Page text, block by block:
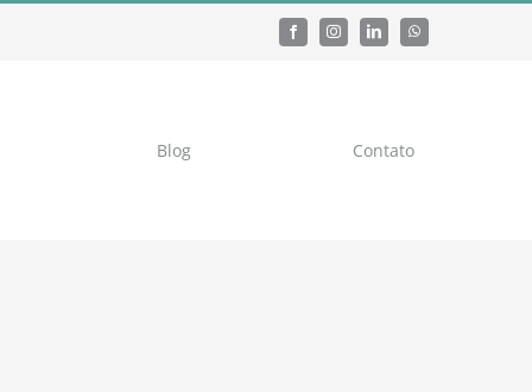
Blog Contato